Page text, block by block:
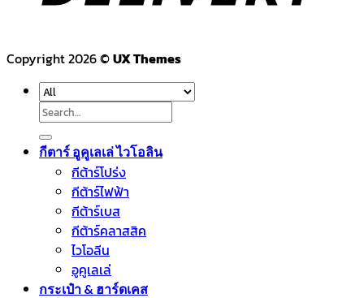
Copyright 2026 ©UX Themes
Search
for:
กีตาร์ อูคูเลเล่ ไวโอลิน
กีต้าร์โปร่ง
กีต้าร์ไฟฟ้า
กีต้าร์เบส
กีต้าร์คลาสสิค
ไวโอลีน
อูคูเลเล่
กระเป๋า & ฮาร์ดเคส